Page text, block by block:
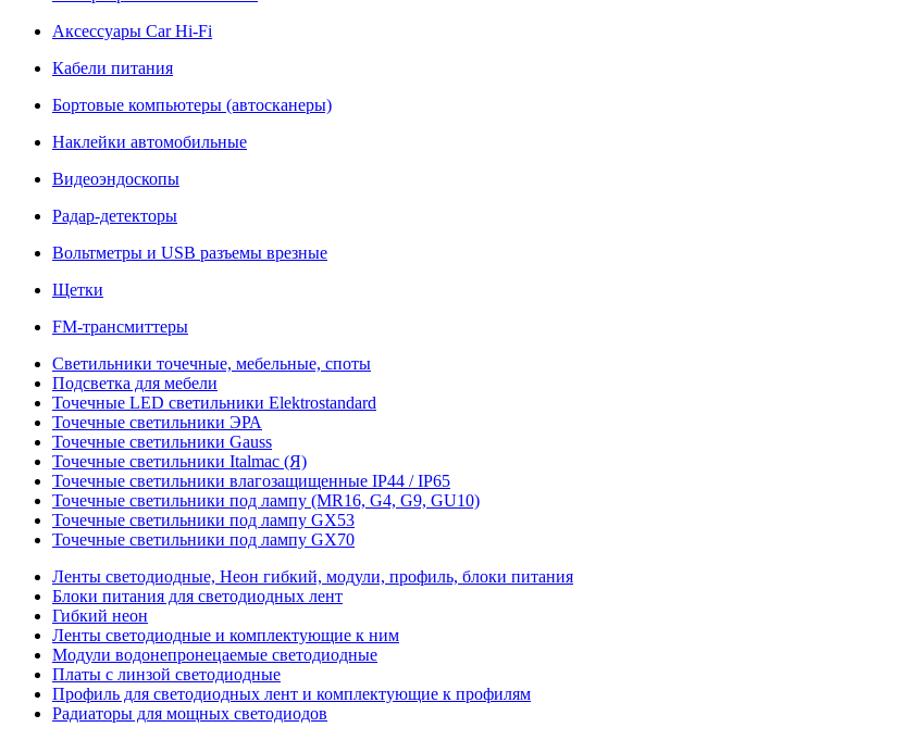
Аксессуары Car Hi-Fi
Кабели питания
Бортовые компьютеры (автосканеры)
Наклейки автомобильные
Видеоэндоскопы
Радар-детекторы
Вольтметры и USB разъемы врезные
Щетки
FM-трансмиттеры
Светильники точечные, мебельные, споты
Подсветка для мебели
Точечные LED светильники Elektrostandard
Точечные светильники ЭРА
Точечные светильники Gauss
Точечные светильники Italmac (Я)
Точечные светильники влагозащищенные IP44 / IP65
Точечные светильники под лампу (MR16, G4, G9, GU10)
Точечные светильники под лампу GX53
Точечные светильники под лампу GX70
Ленты светодиодные, Неон гибкий, модули, профиль, блоки питания
Блоки питания для светодиодных лент
Гибкий неон
Ленты светодиодные и комплектующие к ним
Модули водонепронецаемые светодиодные
Платы с линзой светодиодные
Профиль для светодиодных лент и комплектующие к профилям
Радиаторы для мощных светодиодов